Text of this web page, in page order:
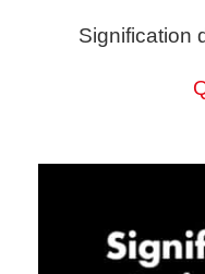
Signification